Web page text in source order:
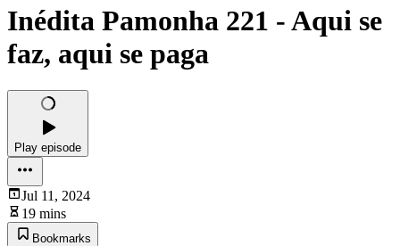
Inédita Pamonha 221 - Aqui se
faz, aqui se paga
Play episode
Jul 11, 2024
19 mins
Bookmarks